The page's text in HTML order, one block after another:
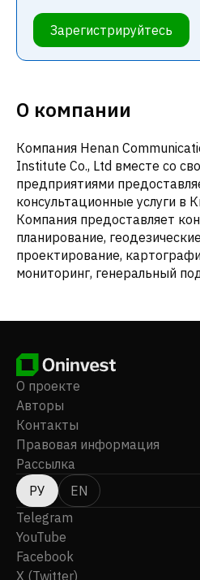
Зарегистрируйтесь
О компании
Компания Henan
Institute Co., Ltd вместе со
предприятиями
консультационные услуги в
Компания предоставляет
планирование,
проектирование,
мониторинг, генеральный
компания была известна как
сменила название на Henan
& Design Institute Co., Ltd. в
Компания была основана в
Чжэнчжоу, Китай.
О проекте
Авторы
Контакты
Правовая информация
Рассылка
РУ
EN
Telegram
YouTube
Facebook
X (Twitter)